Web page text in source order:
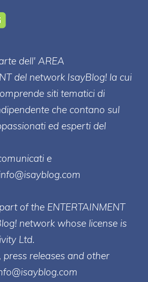
dell' AREA
del network IsayBlog! la cui
siti tematici di
che contano sul
ed esperti del
e
of the ENTERTAINMENT
network whose license is
Ltd.
releases and other